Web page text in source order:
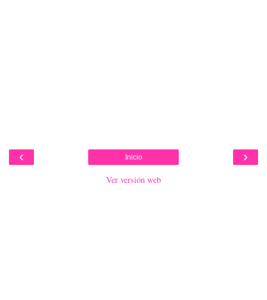
‹ ›
Inicio
Ver versión web